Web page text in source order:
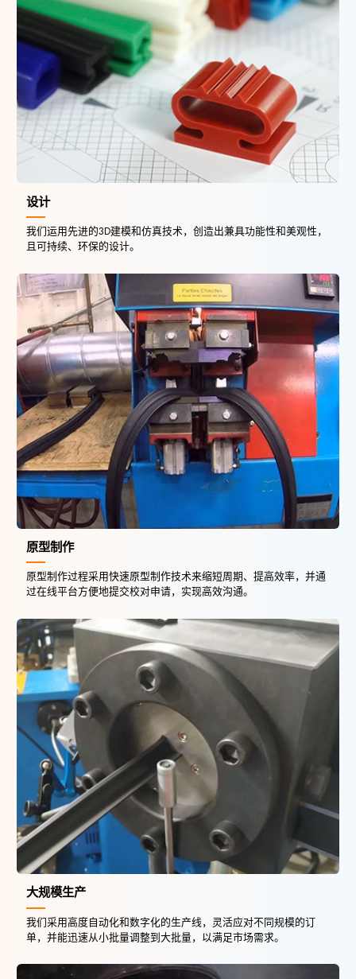
设计
我们运用先进的3D建模和仿真技术，创造出兼具功能性和美观性，
且可持续、环保的设计。
原型制作
原型制作过程采用快速原型制作技术来缩短周期、提高效率，并通
过在线平台方便地提交校对申请，实现高效沟通。
大规模生产
我们采用高度自动化和数字化的生产线，灵活应对不同规模的订
单，并能迅速从小批量调整到大批量，以满足市场需求。